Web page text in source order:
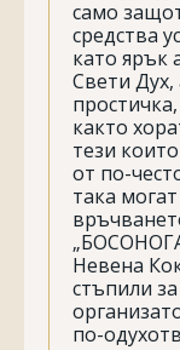
само
средства
като ярък
Свети
както
тези
от по-
така
Невена
стъпили
по-